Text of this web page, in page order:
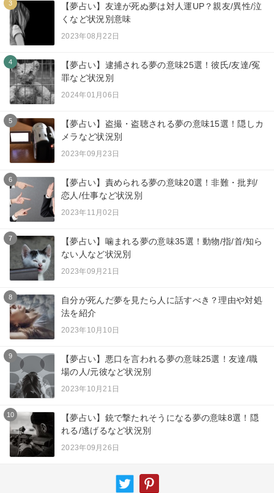
3
【夢占い】友達が死ぬ夢は対人運UP？親友/異性/泣
くなど状況別意味
2023年08月22日
4
【夢占い】逮捕される夢の意味25選！彼氏/友達/冤
罪など状況別
2024年01月06日
5
【夢占い】盗撮・盗聴される夢の意味15選！隠しカ
メラなど状況別
2023年09月23日
6
【夢占い】責められる夢の意味20選！非難・批判/
恋人/仕事など状況別
2023年11月02日
7
【夢占い】噛まれる夢の意味35選！動物/指/首/知ら
ない人など状況別
2023年09月21日
8
自分が死んだ夢を見たら人に話すべき？理由や対処
法を紹介
2023年10月10日
9
【夢占い】悪口を言われる夢の意味25選！友達/職
場の人/元彼など状況別
2023年10月21日
10
【夢占い】銃で撃たれそうになる夢の意味8選！隠
れる/逃げるなど状況別
2023年09月26日